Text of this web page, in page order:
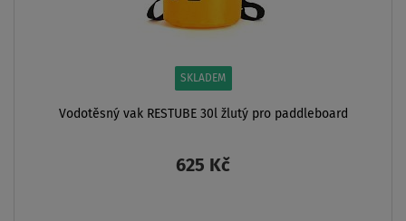
SKLADEM
Vodotěsný vak RESTUBE 30l žlutý pro paddleboard
625 Kč